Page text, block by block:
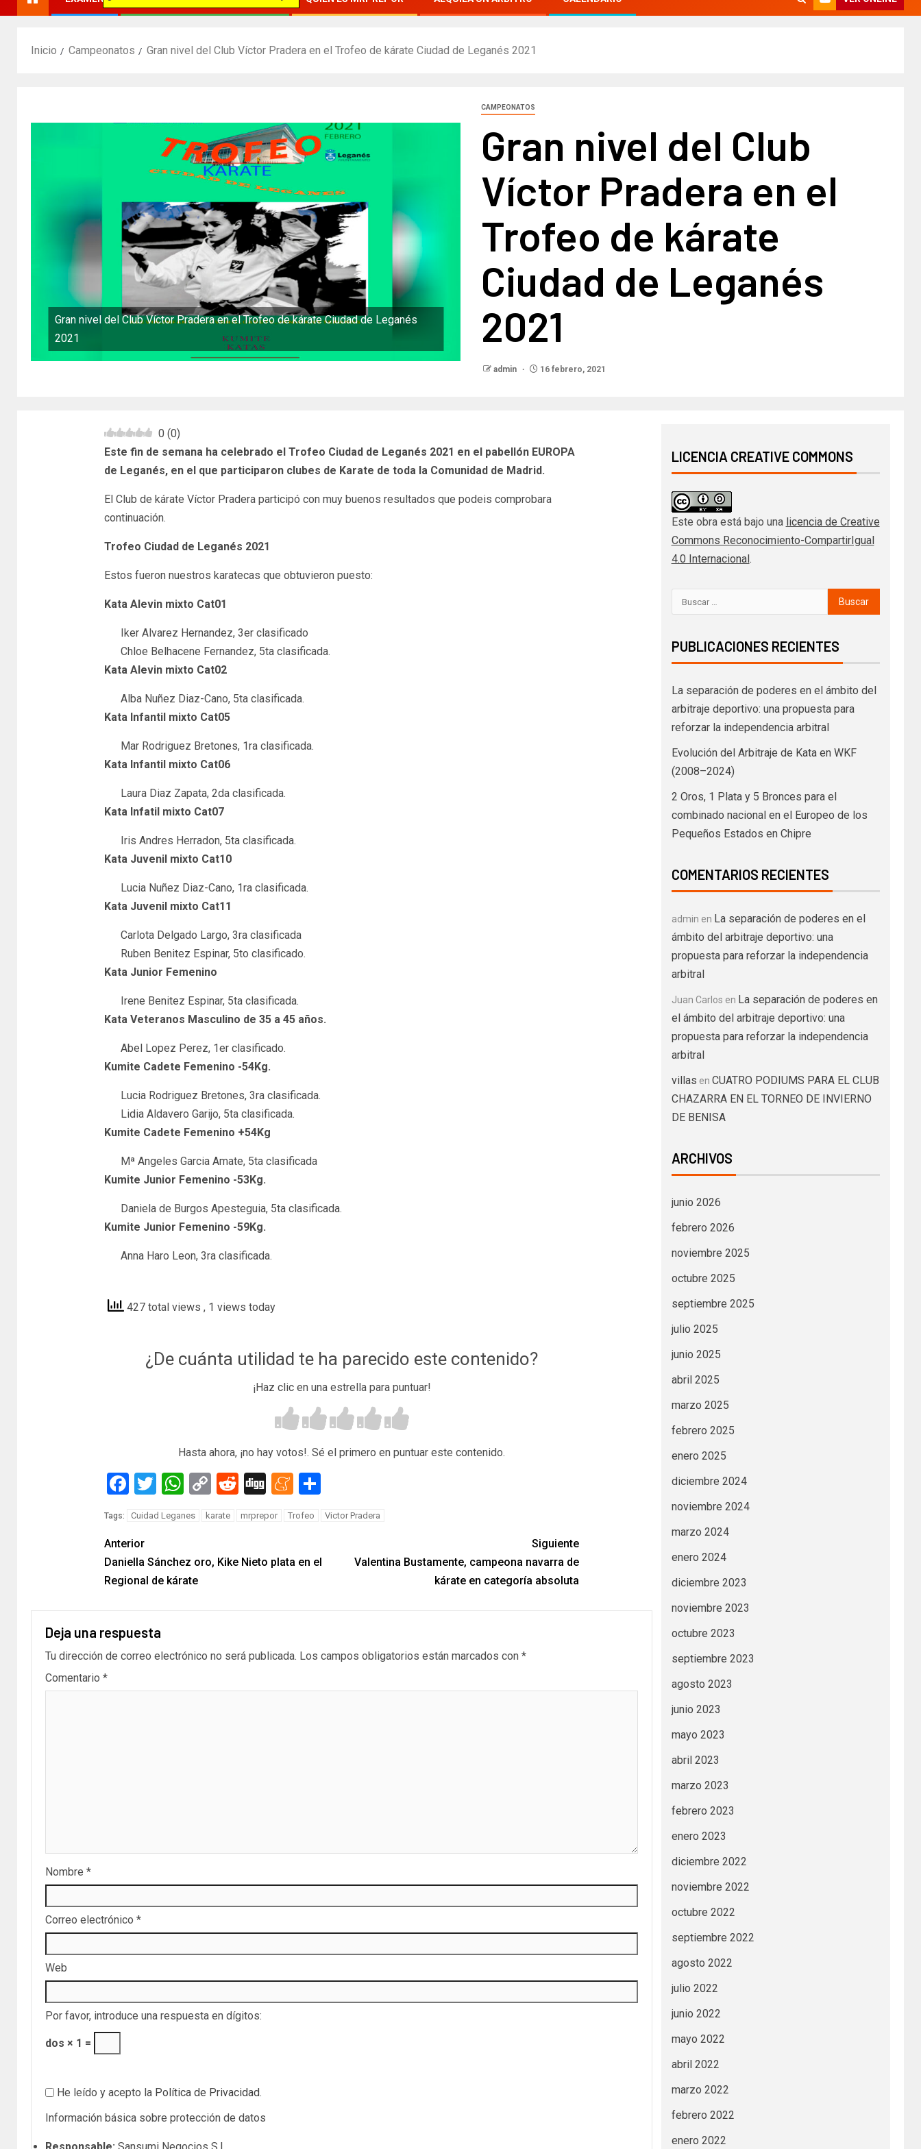
Inicio Campeonatos Gran nivel del Club Víctor Pradera en el Trofeo de kárate Ciudad de Leganés 2021
Gran nivel del Club Víctor Pradera en el Trofeo de kárate Ciudad de Leganés
2021
CAMPEONATOS
Gran nivel del Club
Víctor Pradera en el
Trofeo de kárate
Ciudad de Leganés
2021
admin 16 febrero, 2021
0 (0)
Este fin de semana ha celebrado el Trofeo Ciudad de Leganés 2021 en el pabellón EUROPA
de Leganés, en el que participaron clubes de Karate de toda la Comunidad de Madrid.
El Club de kárate Víctor Pradera participó con muy buenos resultados que podeis comprobara
continuación.
Trofeo Ciudad de Leganés 2021
Estos fueron nuestros karatecas que obtuvieron puesto:
Kata Alevin mixto Cat01
Iker Alvarez Hernandez, 3er clasificado
Chloe Belhacene Fernandez, 5ta clasificada.
Kata Alevin mixto Cat02
Alba Nuñez Diaz-Cano, 5ta clasificada.
Kata Infantil mixto Cat05
Mar Rodriguez Bretones, 1ra clasificada.
Kata Infantil mixto Cat06
Laura Diaz Zapata, 2da clasificada.
Kata Infatil mixto Cat07
Iris Andres Herradon, 5ta clasificada.
Kata Juvenil mixto Cat10
Lucia Nuñez Diaz-Cano, 1ra clasificada.
Kata Juvenil mixto Cat11
Carlota Delgado Largo, 3ra clasificada
Ruben Benitez Espinar, 5to clasificado.
Kata Junior Femenino
Irene Benitez Espinar, 5ta clasificada.
Kata Veteranos Masculino de 35 a 45 años.
Abel Lopez Perez, 1er clasificado.
Kumite Cadete Femenino -54Kg.
Lucia Rodriguez Bretones, 3ra clasificada.
Lidia Aldavero Garijo, 5ta clasificada.
Kumite Cadete Femenino +54Kg
Mª Angeles Garcia Amate, 5ta clasificada
Kumite Junior Femenino -53Kg.
Daniela de Burgos Apesteguia, 5ta clasificada.
Kumite Junior Femenino -59Kg.
Anna Haro Leon, 3ra clasificada.
427 total views , 1 views today
¿De cuánta utilidad te ha parecido este contenido?
¡Haz clic en una estrella para puntuar!
Hasta ahora, ¡no hay votos!. Sé el primero en puntuar este contenido.
Facebook
Twitter
WhatsApp
Copy
Link
Reddit
DiggMeneame
Compartir
Tags: Cuidad Leganes karate mrprepor Trofeo Victor Pradera
Anterior
Daniella Sánchez oro, Kike Nieto plata en el
Regional de kárate
Siguiente
Valentina Bustamente, campeona navarra de
kárate en categoría absoluta
Deja una respuesta
Tu dirección de correo electrónico no será publicada. Los campos obligatorios están marcados con *
Comentario *
Nombre *
Correo electrónico *
Web
Por favor, introduce una respuesta en dígitos:
dos × 1 =
He leído y acepto la Política de Privacidad.
Información básica sobre protección de datos
LICENCIA CREATIVE COMMONS
Este obra está bajo una licencia de Creative
Commons Reconocimiento-CompartirIgual
4.0 Internacional.
PUBLICACIONES RECIENTES
La separación de poderes en el ámbito del
arbitraje deportivo: una propuesta para
reforzar la independencia arbitral
Evolución del Arbitraje de Kata en WKF
(2008–2024)
2 Oros, 1 Plata y 5 Bronces para el
combinado nacional en el Europeo de los
Pequeños Estados en Chipre
COMENTARIOS RECIENTES
admin en La separación de poderes en el
ámbito del arbitraje deportivo: una
propuesta para reforzar la independencia
arbitral
Juan Carlos en La separación de poderes en
el ámbito del arbitraje deportivo: una
propuesta para reforzar la independencia
arbitral
villas en CUATRO PODIUMS PARA EL CLUB
CHAZARRA EN EL TORNEO DE INVIERNO
DE BENISA
ARCHIVOS
junio 2026
febrero 2026
noviembre 2025
octubre 2025
septiembre 2025
julio 2025
junio 2025
abril 2025
marzo 2025
febrero 2025
enero 2025
diciembre 2024
noviembre 2024
marzo 2024
enero 2024
diciembre 2023
noviembre 2023
octubre 2023
septiembre 2023
agosto 2023
junio 2023
mayo 2023
abril 2023
marzo 2023
febrero 2023
enero 2023
diciembre 2022
noviembre 2022
octubre 2022
septiembre 2022
agosto 2022
julio 2022
junio 2022
mayo 2022
abril 2022
marzo 2022
febrero 2022
enero 2022